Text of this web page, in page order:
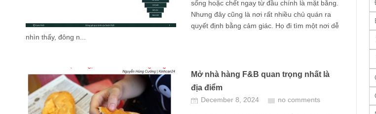
sống hoặc chết ngay từ đầu chính là mặt bằng.
Nhưng đây cũng là nơi rất nhiều chủ quán ra
quyết định bằng cảm giác. Họ đi tìm một nơi dễ
nhìn thấy, đông n...
Mở nhà hàng F&B quan trọng nhất là
địa điểm
December 8, 2024 no comments